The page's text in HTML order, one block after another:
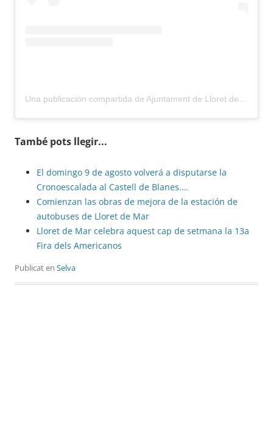
Una publicación compartida de Ajuntament de Lloret de Mar (@ajuntlloret)
També pots llegir...
El domingo 9 de agosto volverá a disputarse la
Cronoescalada al Castell de Blanes.…
Comienzan las obras de mejora de la estación de
autobuses de Lloret de Mar
Lloret de Mar celebra aquest cap de setmana la 13a
Fira dels Americanos
Publicat en Selva